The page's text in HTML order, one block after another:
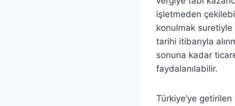
işletmeden
konulmak suretiyle
tarihi itibarıyla
sonuna kadar
faydalanılabilir.
Türkiye’ye